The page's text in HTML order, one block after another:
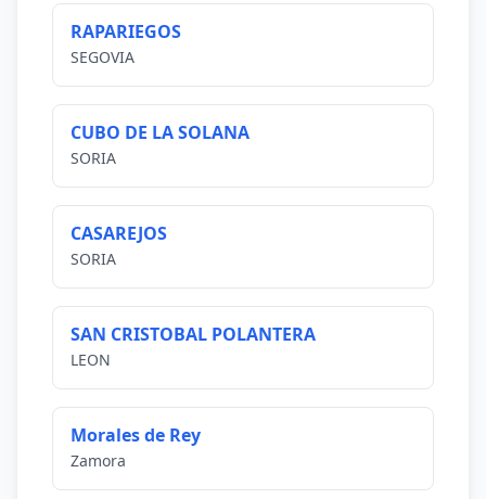
RAPARIEGOS
SEGOVIA
CUBO DE LA SOLANA
SORIA
CASAREJOS
SORIA
SAN CRISTOBAL POLANTERA
LEON
Morales de Rey
Zamora